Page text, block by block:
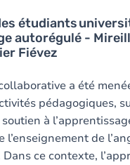
étudiants
autorégulé -
Fiévez
a été
pédagogiques,
à
l’enseignement de
Dans ce contexte,